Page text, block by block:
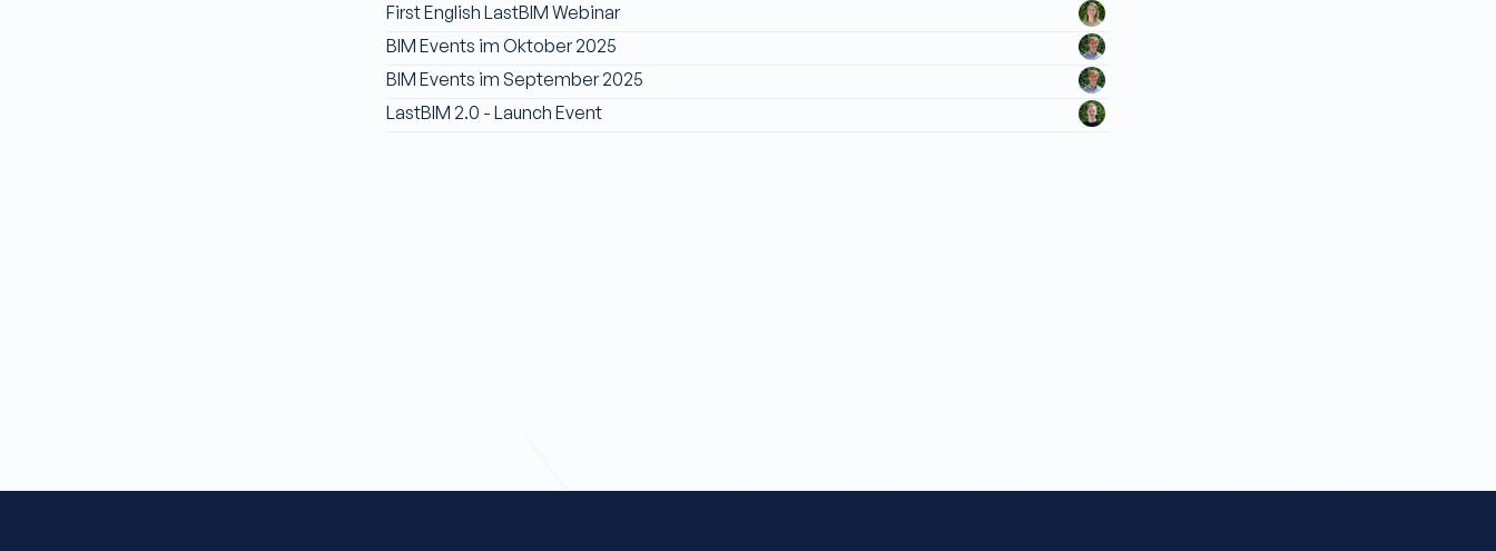
First English LastBIM Webinar
BIM Events im Oktober 2025
BIM Events im September 2025
LastBIM 2.0 - Launch Event